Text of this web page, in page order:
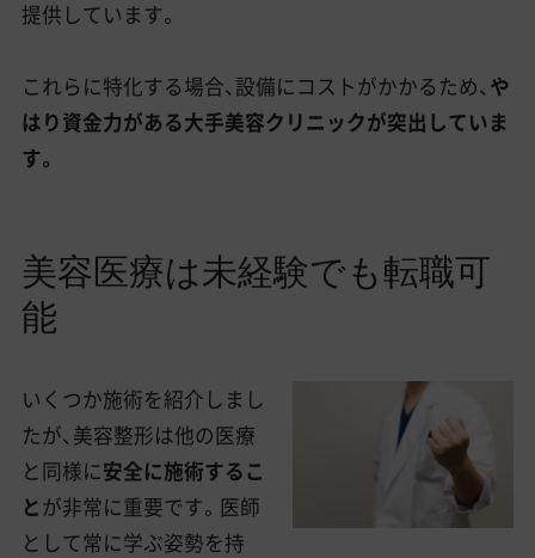
提供しています。
これらに特化する場合、設備にコストがかかるため、 や
はり資金力がある大手美容クリニックが突出していま
す。
美容医療は未経験でも転職可
能
いくつか施術を紹介しまし
たが、美容整形は他の医療
と同様に安全に施術するこ
とが非常に重要です。医師
として常に学ぶ姿勢を持